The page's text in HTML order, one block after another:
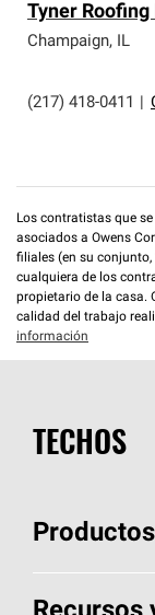
Tyner Roofing
Champaign, IL
(217) 418-0411
Los contratistas que
asociados a Owens
filiales (en su conjunto,
cualquiera de los
propietario de la casa.
calidad del trabajo
información
TECHOS
Productos
Elija sus tejas